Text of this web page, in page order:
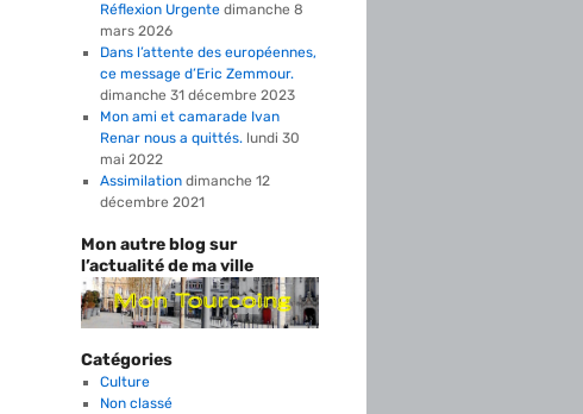
Réflexion Urgente dimanche 8
mars 2026
Dans l’attente des européennes,
ce message d’Eric Zemmour.
dimanche 31 décembre 2023
Mon ami et camarade Ivan
Renar nous a quittés. lundi 30
mai 2022
Assimilation dimanche 12
décembre 2021
Mon autre blog sur
l’actualité de ma ville
Catégories
Culture
Non classé